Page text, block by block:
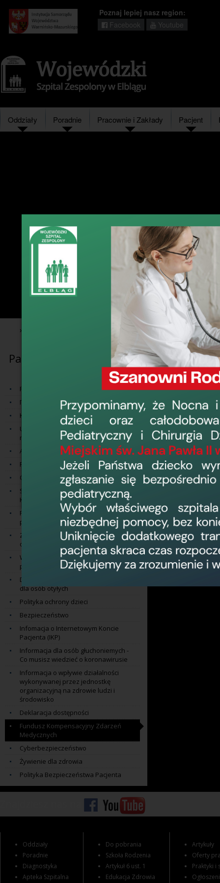
portal
informacyjny
Wrota
Warmii
Mazur
Poznaj lepiej nasz region:
Facebook
Youtube
Oddziały Poradnie Pracownie i Zakłady Pacjent
› Fundusz Kompensacyjny Zdarzeń Medycznych
Pacjent
Prawa i obowiązki Pacjenta
Права пацієнта
Koordynator ds. Praw Pacjenta
Udostępnianie dokumentacji
medycznej
Ankieta satysfakcji pacjenta
Przygotowanie do badań
Opieka duszpasterska
Szpital Przyjazny Kombatantom oraz
Kampania ''Bezpieczny Senior''
Pomoc osobom ze szczególnymi
potrzebami
Zasady udzielania świadczeń
osobom szczególnie uprawnionym
Wykaz placówek dla pacjentów z
podejrzeniem HIV
Dostęp do świadczeń zdrowotnych
dla osób otyłych
Polityka ochrony dzieci
Bezpieczeństwo
Infomacja o Internetowym Koncie
Pacjenta (IKP)
Informacja dla osób głuchoniemych -
Co musisz wiedzieć o koronawirusie
Informacja o wpływie działalności
wykonywanej przez jednostkę
organizacyjną na zdrowie ludzi i
środowisko
Deklaracja dostępności
Fundusz Kompensacyjny Zdarzeń
Medycznych
Cyberbezpieczeństwo
Żywienie dla zdrowia
Polityka Bezpieczeństwa Pacjenta
Fundusz
Szczegółowe
dostępne na
https://
Oddziały
Poradnie
Diagnostyka
Apteka Szpitalna
Do pobrania
Szkoła Rodzenia
Artykuł 6 ust. 1
Edukacja Zdrowia
Artykuły
Oferty
Praktyki i